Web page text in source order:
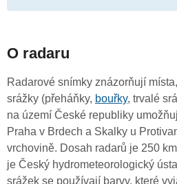
O radaru
Radarové snímky znázorňují
srážky (přeháňky, bouřky, trvalé
na území České republiky
Praha v Brdech a Skalky u
vrchovině. Dosah radarů je 250
je Český hydrometeorologický
srážek se používají barvy, které